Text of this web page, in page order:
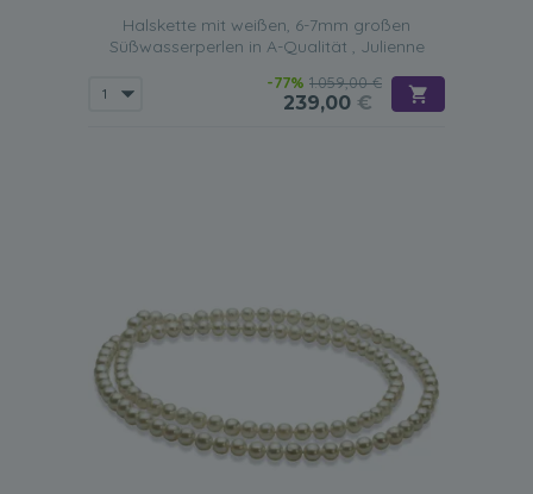
Halskette mit weißen, 6-7mm großen
Süßwasserperlen in A-Qualität , Julienne
-77% 1.059,00 €
239,00 €